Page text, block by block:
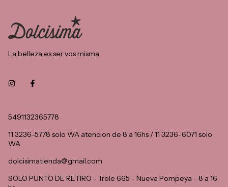
La belleza es ser vos misma
5491132365778
11 3236-5778 solo WA atencion de 8 a 16hs / 11 3236-6071 solo
WA
dolcisimatienda@gmail.com
SOLO PUNTO DE RETIRO - Trole 665 - Nueva Pompeya - 8 a 16